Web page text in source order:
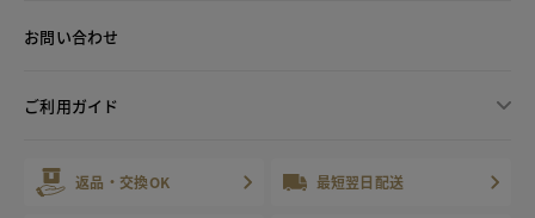
お問い合わせ
ご利用ガイド
返品・交換OK 最短翌日配送